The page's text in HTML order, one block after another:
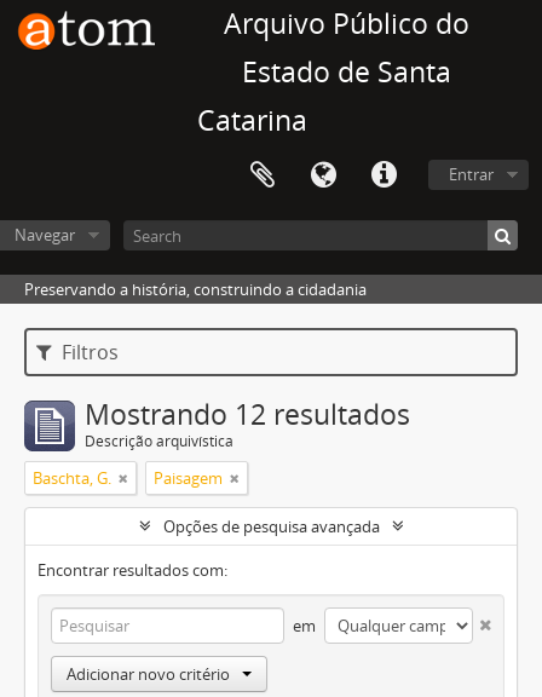
Arquivo Público do
Estado de Santa
Catarina
Entrar
Navegar
Preservando a história, construindo a cidadania
Filtros
Mostrando 12 resultados
Descrição arquivística
Baschta, G. Paisagem
Opções de pesquisa avançada
Encontrar resultados com:
em
Adicionar novo critério